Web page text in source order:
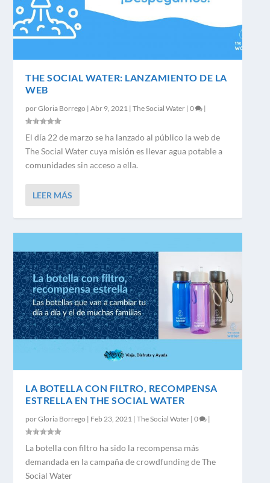
THE SOCIAL WATER: LANZAMIENTO DE LA
WEB
porGloria Borrego |Abr 9, 2021 |The Social Water |0 |
El día 22 de marzo se ha lanzado al público la web de
The Social Water cuya misión es llevar agua potable a
comunidades sin acceso a ella.
LEER MÁS
LA BOTELLA CON FILTRO, RECOMPENSA
ESTRELLA EN THE SOCIAL WATER
porGloria Borrego | Feb 23, 2021 |The Social Water |0 |
La botella con filtro ha sido la recompensa más
demandada en la campaña de crowdfunding de The
Social Water